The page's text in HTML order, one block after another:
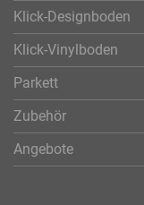
Klick-Designboden
Klick-Vinylboden
Parkett
Zubehör
Angebote